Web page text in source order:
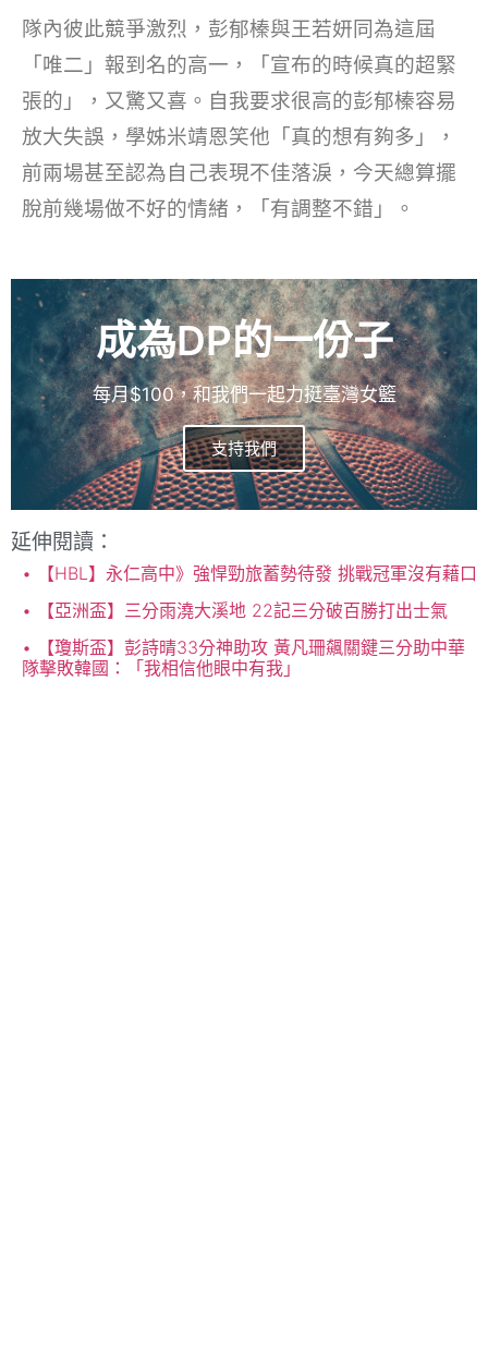
隊內彼此競爭激烈，彭郁榛與王若妍同為這屆
「唯二」報到名的高一，「宣布的時候真的超緊
張的」，又驚又喜。自我要求很高的彭郁榛容易
放大失誤，學姊米靖恩笑他「真的想有夠多」，
前兩場甚至認為自己表現不佳落淚，今天總算擺
脫前幾場做不好的情緒，「有調整不錯」。
成為DP的一份子
每月$100，和我們一起力挺臺灣女籃
支持我們
延伸閱讀：
【HBL】永仁高中》強悍勁旅蓄勢待發 挑戰冠軍沒有藉口
【亞洲盃】三分雨澆大溪地 22記三分破百勝打出士氣
【瓊斯盃】彭詩晴33分神助攻 黃凡珊飆關鍵三分助中華
隊擊敗韓國：「我相信他眼中有我」